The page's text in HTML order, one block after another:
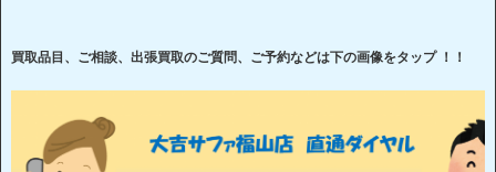
買取品目、ご相談、出張買取のご質問、ご予約などは下の画像をタップ ！！